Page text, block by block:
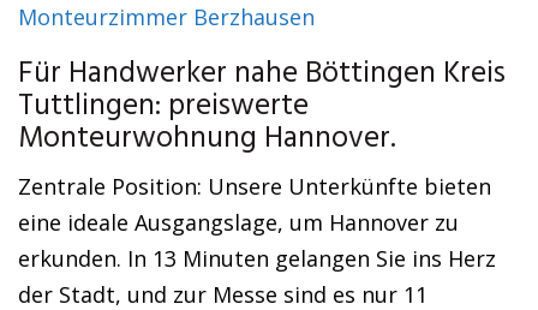
Monteurzimmer Berzhausen
Für Handwerker nahe Böttingen Kreis
Tuttlingen: preiswerte
Monteurwohnung Hannover.
Zentrale Position: Unsere Unterkünfte bieten
eine ideale Ausgangslage, um Hannover zu
erkunden. In 13 Minuten gelangen Sie ins Herz
der Stadt, und zur Messe sind es nur 11